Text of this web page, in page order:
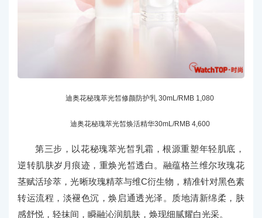
迪奥花秘瑰萃光皙修颜防护乳 30mL/RMB 1,080
迪奥花秘瑰萃光皙焕活精华30mL/RMB 4,600
第三步，以花秘瑰萃光皙乳霜，根源重塑年轻肌底，
逆转肌肤岁月痕迹，重焕光皙透白。融蕴格兰维尔玫瑰花
茎赋活珍萃，光晰玫瑰精萃与维C衍生物，精准针对黑色素
转运流程，淡褪色沉，焕启通透光泽。质地清新绵柔，肤
感舒悦，轻抹间，瞬融沁润肌肤，焕现细腻耀白光采。